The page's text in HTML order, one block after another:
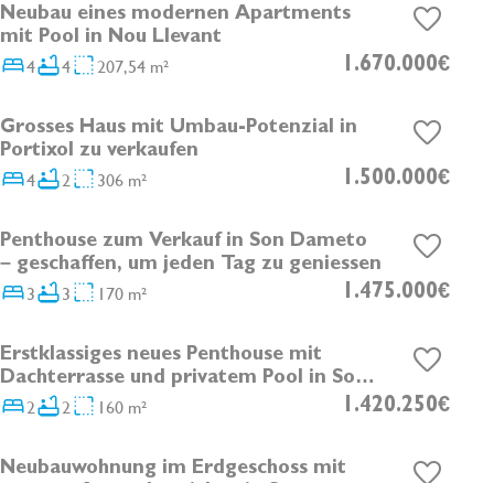
DEVELOPMENT
Neubau eines modernen Apartments
mit Pool in Nou Llevant
4 4 207,54 m² 1.670.000€
Grosses Haus mit Umbau-Potenzial in
Portixol zu verkaufen
4 2 306 m² 1.500.000€
DEVELOPMENT
Penthouse zum Verkauf in Son Dameto
– geschaffen, um jeden Tag zu geniessen
3 3 170 m² 1.475.000€
Erstklassiges neues Penthouse mit
Dachterrasse und privatem Pool in Son
Armadams
2 2 160 m² 1.420.250€
Neubauwohnung im Erdgeschoss mit